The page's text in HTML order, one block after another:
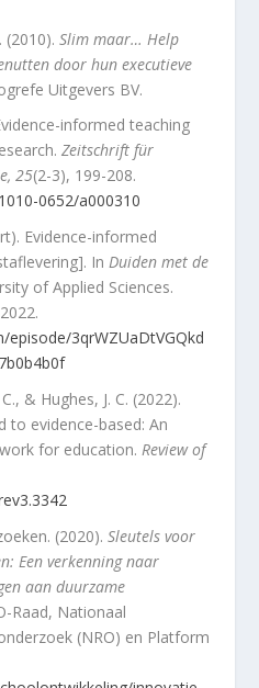
(2010).Slim maar… Help
door hun executieve
Uitgevers BV.
informed teaching
Zeitschrift für
25(2-3), 199-208.
0652/a000310
Evidence-informed
InDuiden met de
of Applied Sciences.
3qrWZUaDtVGQkd
& Hughes, J. C. (2022).
to evidence-based: An
for education.Review of
(2020).Sleutels voor
Een verkenning naar
aan duurzame
Raad, Nationaal
(NRO) en Platform